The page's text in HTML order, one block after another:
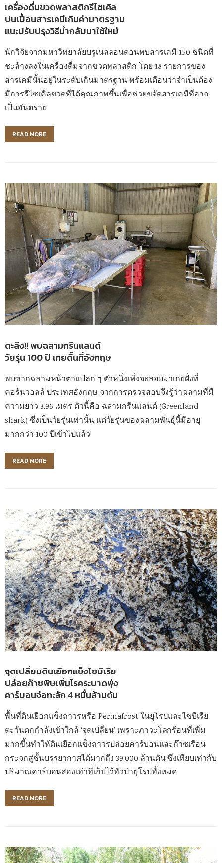
เครื่องดื่มขวดพลาสติกรีไซเคิล
ปนเปื้อนสารเคมีเกินค่ามาตรฐาน
แนะปรับปรุงวิธีนำกลับมาใช้ใหม่
นักวิจัยจากมหาวิทยาลัยบรูเนลลอนดอนพบสารเคมี 150 ชนิดที่
ชะล้างลงในเครื่องดื่มจากขวดพลาสติก โดย 18 รายการของ
สารเคมีนั้นอยู่ในระดับเกินมาตรฐาน พร้อมเตือนว่าจำเป็นต้อง
มีการรีไซเคิลขวดที่ได้คุณภาพขึ้นเพื่อช่วยขจัดสารเคมีที่อาจ
เป็นอันตราย
READ MORE
ตะลึง!! พบฉลามกรีนแลนด์
วัยรุ่น 100 ปี เกยตื้นที่อังกฤษ
พบซากฉลามหน้าตาแปลก ๆ ตัวหนึ่งเพิ่งจะลอยมาเกยฝั่งที่
คอร์นวอลล์ ประเทศอังกฤษ จากการตรวจสอบจึงรู้ว่าฉลามที่มี
ความยาว 3.96 เมตร ตัวนี้คือ ฉลามกรีนแลนด์ (Greenland
shark) ซึ่งเป็นวัยรุ่นเท่านั้น แต่วัยรุ่นของฉลามพันธุ์นี้มีอายุ
มากกว่า 100 ปีเข้าไปแล้ว!
READ MORE
จุดเปลี่ยนดินเยือกแข็งไซบีเรีย
ปล่อยก๊าซพิษเพิ่มโรคระบาดพุ่ง
คาร์บอนจ่อทะลัก 4 หมื่นล้านตัน
พื้นที่ดินเยือกแข็งถาวรหรือ Permafrost ในยุโรปและไซบีเรีย
ตะวันตกกำลังเข้าใกล้ ‘จุดเปลี่ยน’ เพราะภาวะโลกร้อนที่เพิ่ม
มากขึ้นทำให้ดินเยือกแข็งถาวรปล่อยคาร์บอนและก๊าซเรือน
กระจกสู่ชั้นบรรยากาศได้มากถึง 39,000 ล้านตัน ซึ่งเทียบเท่ากับ
ปริมาณคาร์บอนสองเท่าที่เก็บไว้ทั่วป่ายุโรปทั้งหมด
READ MORE